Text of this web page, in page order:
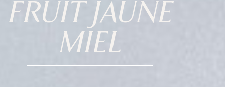
FRUIT JAUNE
MIEL